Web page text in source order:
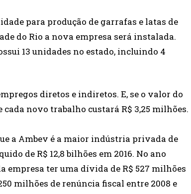
para produção de garrafas e latas de
do Rio a nova empresa será instalada.
13 unidades no estado, incluindo 4
diretos e indiretos. E, se o valor do
novo trabalho custará R$ 3,25 milhões.
a Ambev é a maior indústria privada de
de R$ 12,8 bilhões em 2016. No ano
empresa ter uma dívida de R$ 527 milhões
milhões de renúncia fiscal entre 2008 e